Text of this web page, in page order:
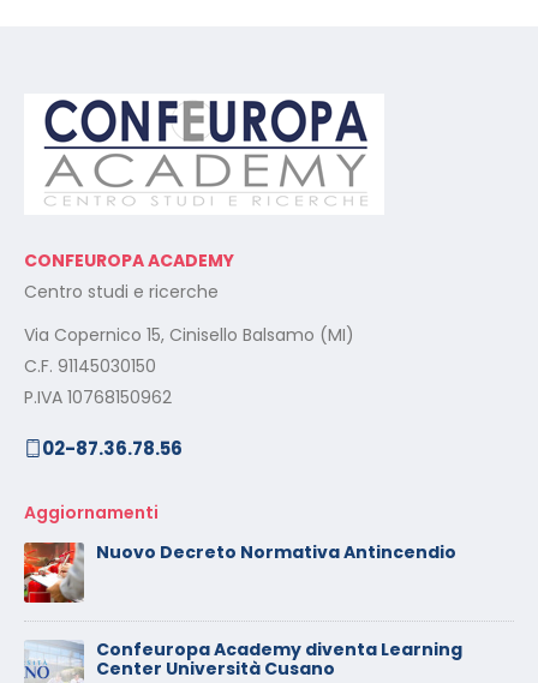
CONFEUROPA ACADEMY
Centro studi e ricerche
Via Copernico 15, Cinisello Balsamo (MI)
C.F. 91145030150
P.IVA 10768150962
02-87.36.78.56
Aggiornamenti
Nuovo Decreto Normativa Antincendio
Confeuropa Academy diventa Learning
Center Università Cusano